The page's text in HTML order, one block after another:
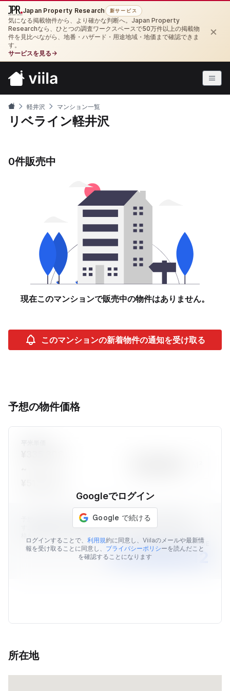
Japan Property Research 新サービス
気になる掲載物件から、より確かな判断へ。Japan Property
Researchなら、ひとつの調査ワークスペースで50万件以上の掲載物
件を見比べながら、地番・ハザード・用途地域・地価まで確認できま
す。
サービスを見る →
×
軽井沢 マンション一覧
リベライン軽井沢
0件販売中
現在このマンションで販売中の物件はありません。
このマンションの新着物件の通知を受け取る
予想の物件価格
Googleでログイン
ログインすることで、 利用規約に同意し、Viilaのメールや最新情
報を受け取ることに同意し、 プライバシーポリシーを読んだこと
を確認することになります
予想の物件価格はViilaのデータを元に算出された価格情報で
す。表示されている予想価格はあくまでも目安であり、販売価
格を保証するものではありません。
AVERAGE MARKET VALUE
￥20,269,412
所在地